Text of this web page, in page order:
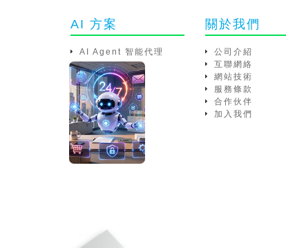
AI 方案
AI Agent 智能代理
關於我們
公司介紹
互聯網絡
網站技術
服務條款
合作伙伴
加入我們